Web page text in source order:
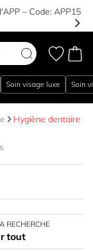
– Code: APP15
Soin visage luxe Soin
Hygiène dentaire et
RECHERCHE
tout